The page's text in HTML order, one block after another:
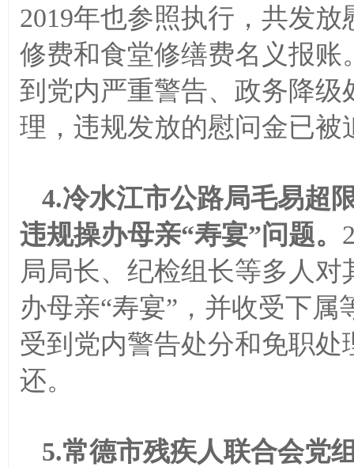
2019年也参照执行，共发
修费和食堂修缮费名义报
到党内严重警告、政务降
理，违规发放的慰问金已被
4.冷水江市公路局毛易超
违规操办母亲“寿宴”问题。
局局长、纪检组长等多人
办母亲“寿宴”，并收受下
受到党内警告处分和免职
还。
5.常德市残疾人联合会党